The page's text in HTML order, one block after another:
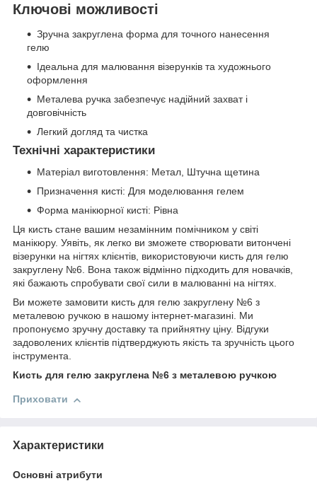
Ключові можливості
Зручна закруглена форма для точного нанесення
гелю
Ідеальна для малювання візерунків та художнього
оформлення
Металева ручка забезпечує надійний захват і
довговічність
Легкий догляд та чистка
Технічні характеристики
Матеріал виготовлення: Метал, Штучна щетина
Призначення кисті: Для моделювання гелем
Форма манікюрної кисті: Рівна
Ця кисть стане вашим незамінним помічником у світі
манікюру. Уявіть, як легко ви зможете створювати витончені
візерунки на нігтях клієнтів, використовуючи кисть для гелю
закруглену №6. Вона також відмінно підходить для новачків,
які бажають спробувати свої сили в малюванні на нігтях.
Ви можете замовити кисть для гелю закруглену №6 з
металевою ручкою в нашому інтернет-магазині. Ми
пропонуємо зручну доставку та прийнятну ціну. Відгуки
задоволених клієнтів підтверджують якість та зручність цього
інструмента.
Кисть для гелю закруглена №6 з металевою ручкою
Приховати
Характеристики
Основні атрибути